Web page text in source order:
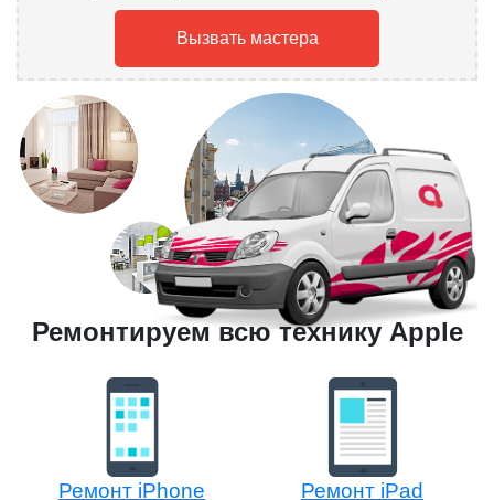
Вызвать мастера
Ремонтируем всю технику Apple
Ремонт iPhone Ремонт iPad